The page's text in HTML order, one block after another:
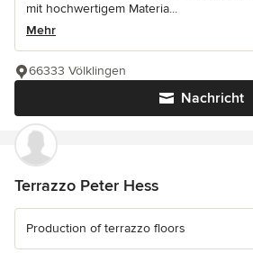
mit hochwertigem Materia...
Mehr
Nachricht
66333 Völklingen
Terrazzo Peter Hess
Production of terrazzo floors